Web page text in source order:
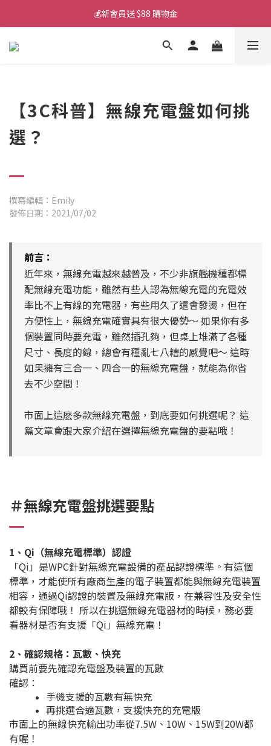
💰新會員送 $88 購物金
💰新會員送 $88 購物金
📱iPhone 17 充電挑選懶人包
【3C科普】無線充電盤如何挑
選？
撰寫編輯：Emily
發佈日期：2021/07/02
前言：
近年來，無線充電越來越普及，不少非旗艦機種都標
配無線充電功能，雖然有些人認為無線充電的充電效
率比不上有線的充電器，有些用久了還會發燙，但在
方便性上，無線充電確實具有很大優勢～ 如果你有多
個裝置同時要充電，雖然插孔夠，但桌上堆滿了各種
尺寸、長度的線，總會有種亂七八糟的感覺吧～ 這時
如果擁有三合一、四合一的無線充電盤，就能為你省
去不少空間！
市面上這麽多款無線充電盤，到底要如何挑選呢？ 這
篇文章會跟大家介紹在選擇無線充電盤的要點哦！
＃無線充電盤挑選要點
1、Qi（無線充電標準）認證
「Qi」是WPC針對無線充電設備的產品認證標準。有這個
標準，才能使所有廠商生產的電子裝置都能與無線充電裝置
相容，通過Qi認證的裝置及無線充電版，在兼容性及安全性
都較有保障哦！ 所以在挑選無線充電器材的時候，務必要
看器材是否有支援「Qi」無線充電！
2、確認規格：瓦數、快充
購買前要先確認充電盤及裝置的瓦數
確認：
手機支援的瓦數有無快充
再挑選合適瓦數，支援快充的充電版
市面上的無線快充輸出功率從7.5W、10W、15W到20W都
有喔！